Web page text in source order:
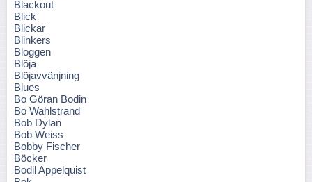
Blackout
Blick
Blickar
Blinkers
Bloggen
Blöja
Blöjavvänjning
Blues
Bo Göran Bodin
Bo Wahlstrand
Bob Dylan
Bob Weiss
Bobby Fischer
Böcker
Bodil Appelquist